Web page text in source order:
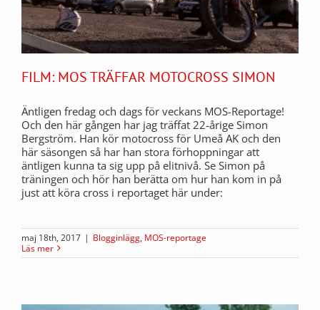
FILM: MOS TRÄFFAR MOTOCROSS SIMON
Äntligen fredag och dags för veckans MOS-Reportage!
Och den här gången har jag träffat 22-årige Simon
Bergström. Han kör motocross för Umeå AK och den
här säsongen så har han stora förhoppningar att
äntligen kunna ta sig upp på elitnivå. Se Simon på
träningen och hör han berätta om hur han kom in på
just att köra cross i reportaget här under:
maj 18th, 2017 | Blogginlägg, MOS-reportage
Läs mer